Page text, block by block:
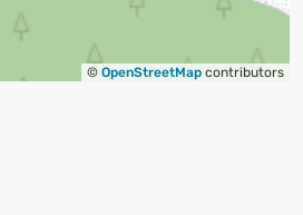
© OpenStreetMap contributors